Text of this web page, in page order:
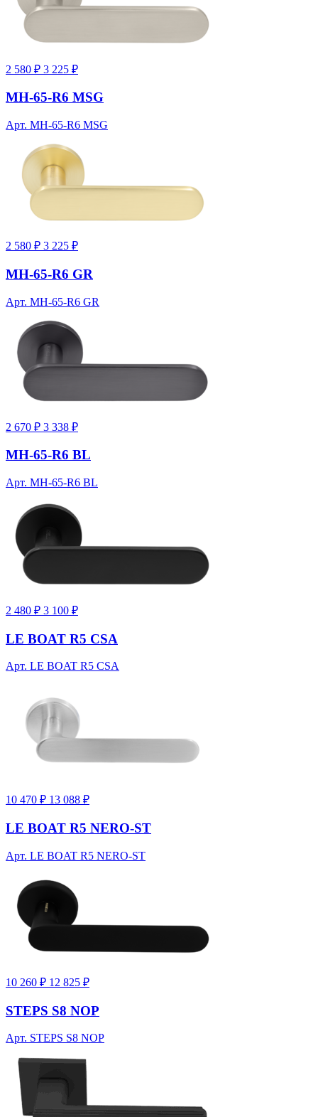
2 580 ₽ 3 225 ₽
MH-65-R6 MSG
Арт. MH-65-R6 MSG
2 580 ₽ 3 225 ₽
MH-65-R6 GR
Арт. MH-65-R6 GR
2 670 ₽ 3 338 ₽
MH-65-R6 BL
Арт. MH-65-R6 BL
2 480 ₽ 3 100 ₽
LE BOAT R5 CSA
Арт. LE BOAT R5 CSA
10 470 ₽ 13 088 ₽
LE BOAT R5 NERO-ST
Арт. LE BOAT R5 NERO-ST
10 260 ₽ 12 825 ₽
STEPS S8 NOP
Арт. STEPS S8 NOP